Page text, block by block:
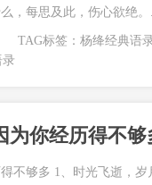
，每思及此，伤心欲绝。
TAG标签：杨绛经典语
为你经历得不够
不够多 1、时光飞逝，